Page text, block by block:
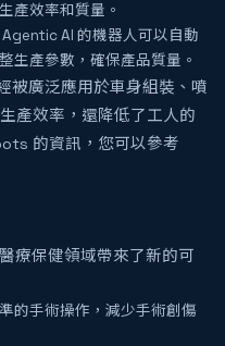
產效率和質量。
AI 的機器人可以自動
生產參數，確保產品質量。
被廣泛應用於車身組裝、噴
產效率，還降低了工人的
的資訊，您可以參考
療保健領域帶來了新的可
的手術操作，減少手術創傷